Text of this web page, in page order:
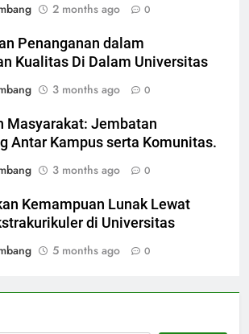
2 months ago 0
Penanganan dalam
Kualitas Di Dalam Universitas
3 months ago 0
Masyarakat: Jembatan
Antar Kampus serta Komunitas.
3 months ago 0
Kemampuan Lunak Lewat
di Universitas
5 months ago 0